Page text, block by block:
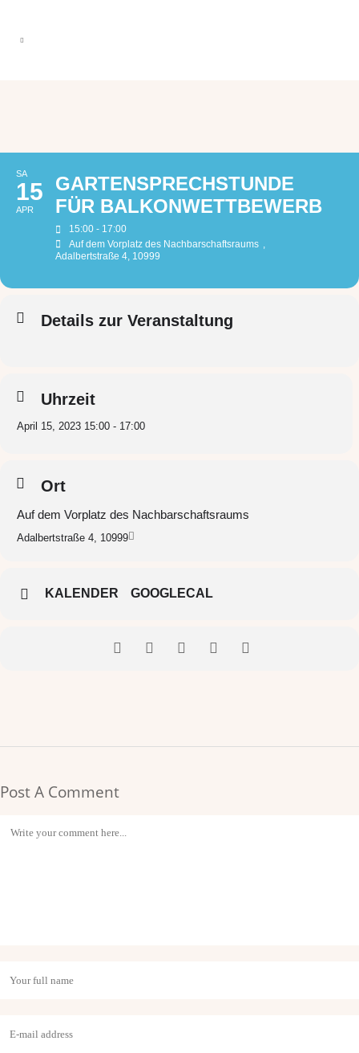
SA
15
APR
GARTENSPRECHSTUNDE
FÜR BALKONWETTBEWERB
15:00 - 17:00
Auf dem Vorplatz des Nachbarschaftsraums ,
Adalbertstraße 4, 10999
Details zur Veranstaltung
Uhrzeit
April 15, 2023 15:00 - 17:00
Ort
Auf dem Vorplatz des Nachbarschaftsraums
Adalbertstraße 4, 10999
KALENDER GOOGLECAL
Post A Comment